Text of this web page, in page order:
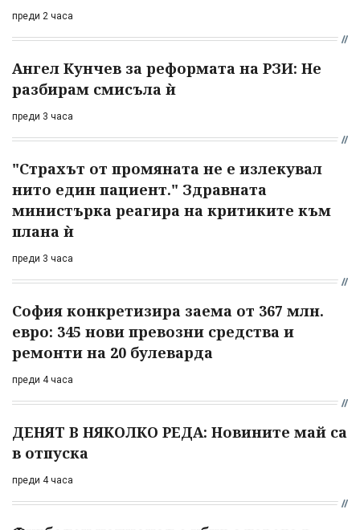
преди 2 часа
Ангел Кунчев за реформата на РЗИ: Не
разбирам смисъла ѝ
преди 3 часа
"Страхът от промяната не е излекувал
нито един пациент." Здравната
министърка реагира на критиките към
плана ѝ
преди 3 часа
София конкретизира заема от 367 млн.
евро: 345 нови превозни средства и
ремонти на 20 булеварда
преди 4 часа
ДЕНЯТ В НЯКОЛКО РЕДА: Новините май са
в отпуска
преди 4 часа